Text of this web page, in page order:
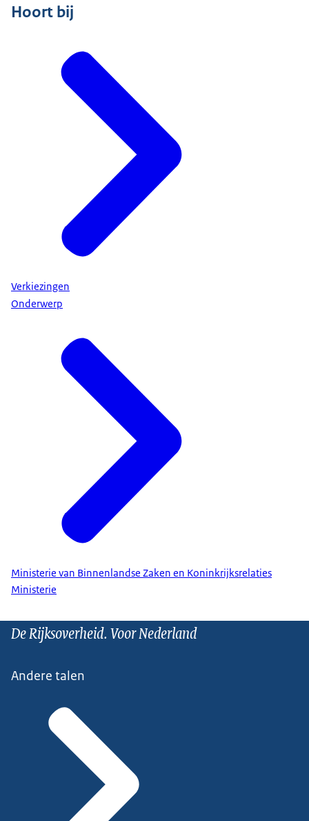
Hoort bij
Verkiezingen
Onderwerp
Ministerie van Binnenlandse Zaken en Koninkrijksrelaties
Ministerie
De Rijksoverheid. Voor Nederland
Andere talen